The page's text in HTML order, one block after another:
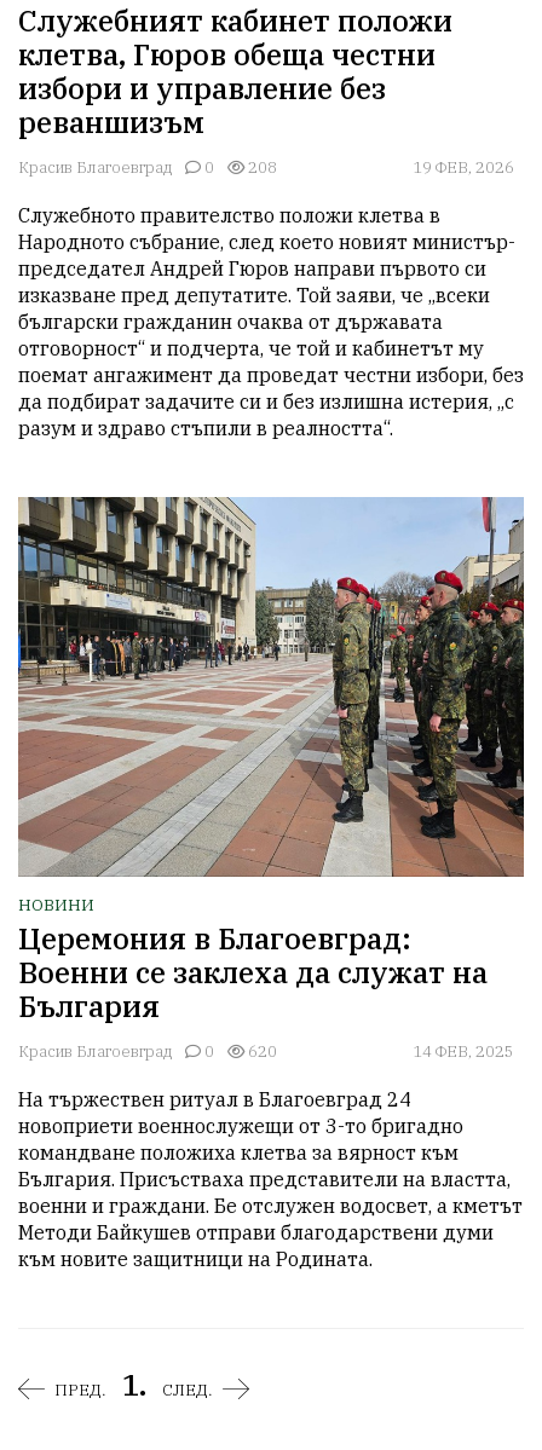
Служебният кабинет положи
клетва, Гюров обеща честни
избори и управление без
реваншизъм
Красив Благоевград 0 208 19 ФЕВ, 2026
Служебното правителство положи клетва в
Народното събрание, след което новият министър-
председател Андрей Гюров направи първото си
изказване пред депутатите. Той заяви, че „всеки
български гражданин очаква от държавата
отговорност“ и подчерта, че той и кабинетът му
поемат ангажимент да проведат честни избори, без
да подбират задачите си и без излишна истерия, „с
разум и здраво стъпили в реалността“.
НОВИНИ
Церемония в Благоевград:
Военни се заклеха да служат на
България
Красив Благоевград 0 620 14 ФЕВ, 2025
На тържествен ритуал в Благоевград 24
новоприети военнослужещи от 3-то бригадно
командване положиха клетва за вярност към
България. Присъстваха представители на властта,
военни и граждани. Бе отслужен водосвет, а кметът
Методи Байкушев отправи благодарствени думи
към новите защитници на Родината.
ПРЕД. 1. СЛЕД.